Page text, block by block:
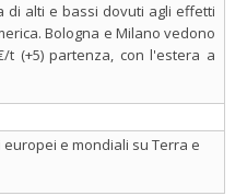
di alti e bassi dovuti agli effetti
Bologna e Milano vedono
t (+5) partenza, con l'estera a
e mondiali su Terra e